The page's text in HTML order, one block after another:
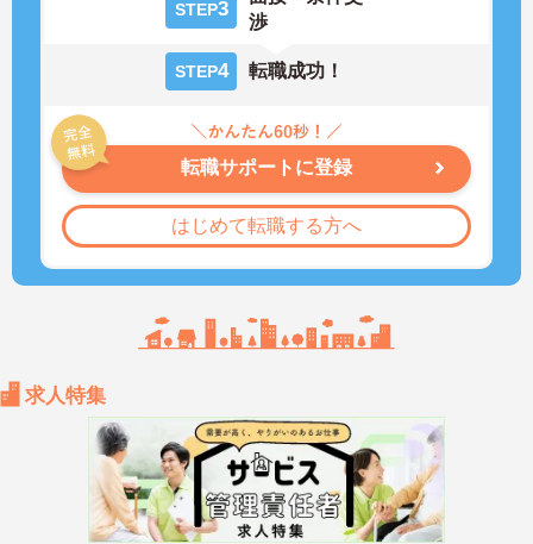
STEP3
渉
STEP4 転職成功！
転職サポートに登録
はじめて転職する方へ
求人特集